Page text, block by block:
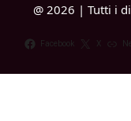
@ 2026 | Tutti i
Facebook X